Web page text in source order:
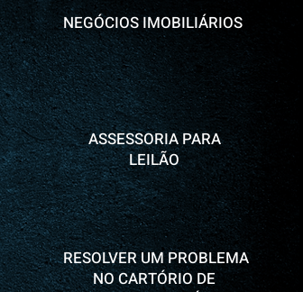
NEGÓCIOS IMOBILIÁRIOS
ASSESSORIA PARA
LEILÃO
RESOLVER UM PROBLEMA
NO CARTÓRIO DE